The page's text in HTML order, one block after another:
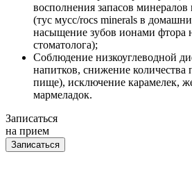
восполнения запасов минералов
(тус мусс/rocs minerals в
насыщение зубов ионами фтора
стоматолога);
Соблюдение низкоуглеводной
напитков, снижение количества
пище), исключение карамелек,
мармеладок.
Записаться
на прием
Записаться